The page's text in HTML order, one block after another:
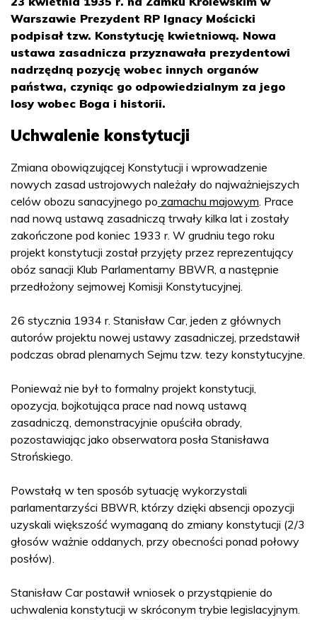
Warszawie Prezydent RP Ignacy Mościcki
podpisał tzw. Konstytucję kwietniową. Nowa
ustawa zasadnicza przyznawała prezydentowi
nadrzędną pozycję wobec innych organów
państwa, czyniąc go odpowiedzialnym za jego
losy wobec Boga i historii.
Uchwalenie konstytucji
Zmiana obowiązującej Konstytucji i wprowadzenie
nowych zasad ustrojowych należały do najważniejszych
celów obozu sanacyjnego po zamachu majowym. Prace
nad nową ustawą zasadniczą trwały kilka lat i zostały
zakończone pod koniec 1933 r. W grudniu tego roku
projekt konstytucji został przyjęty przez reprezentujący
obóz sanacji Klub Parlamentarny BBWR, a następnie
przedłożony sejmowej Komisji Konstytucyjnej.
26 stycznia 1934 r. Stanisław Car, jeden z głównych
autorów projektu nowej ustawy zasadniczej, przedstawił
podczas obrad plenarnych Sejmu tzw. tezy konstytucyjne.
Ponieważ nie był to formalny projekt konstytucji,
opozycja, bojkotująca prace nad nową ustawą
zasadniczą, demonstracyjnie opuściła obrady,
pozostawiając jako obserwatora posła Stanisława
Strońskiego.
Powstałą w ten sposób sytuację wykorzystali
parlamentarzyści BBWR, którzy dzięki absencji opozycji
uzyskali większość wymaganą do zmiany konstytucji (2/3
głosów ważnie oddanych, przy obecności ponad połowy
posłów).
Stanisław Car postawił wniosek o przystąpienie do
uchwalenia konstytucji w skróconym trybie legislacyjnym.